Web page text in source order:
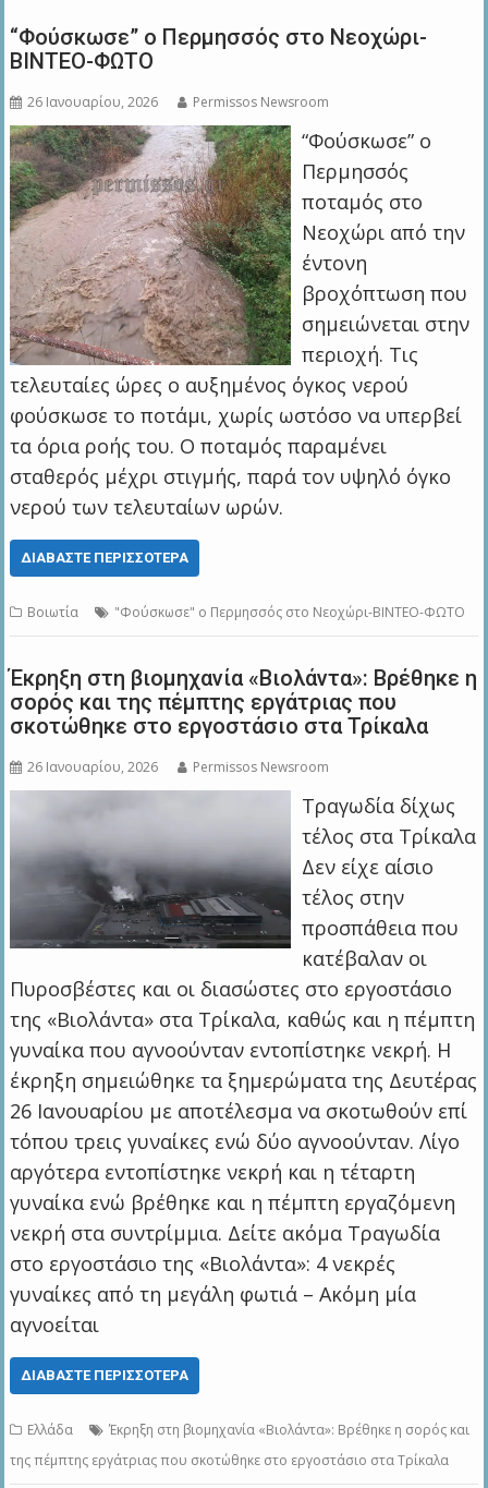
“Φούσκωσε” ο Περμησσός στο Νεοχώρι-
ΒΙΝΤΕΟ-ΦΩΤΟ
26 Ιανουαρίου, 2026 Permissos Newsroom
“Φούσκωσε” ο
Περμησσός
ποταμός στο
Νεοχώρι από την
έντονη
βροχόπτωση που
σημειώνεται στην
περιοχή. Τις
τελευταίες ώρες ο αυξημένος όγκος νερού
φούσκωσε το ποτάμι, χωρίς ωστόσο να υπερβεί
τα όρια ροής του. Ο ποταμός παραμένει
σταθερός μέχρι στιγμής, παρά τον υψηλό όγκο
νερού των τελευταίων ωρών.
ΔΙΑΒΆΣΤΕ ΠΕΡΙΣΣΌΤΕΡΑ
Βοιωτία "Φούσκωσε" ο Περμησσός στο Νεοχώρι-ΒΙΝΤΕΟ-ΦΩΤΟ
Έκρηξη στη βιομηχανία «Βιολάντα»: Βρέθηκε η
σορός και της πέμπτης εργάτριας που
σκοτώθηκε στο εργοστάσιο στα Τρίκαλα
26 Ιανουαρίου, 2026 Permissos Newsroom
Τραγωδία δίχως
τέλος στα Τρίκαλα
Δεν είχε αίσιο
τέλος στην
προσπάθεια που
κατέβαλαν οι
Πυροσβέστες και οι διασώστες στο εργοστάσιο
της «Βιολάντα» στα Τρίκαλα, καθώς και η πέμπτη
γυναίκα που αγνοούνταν εντοπίστηκε νεκρή. Η
έκρηξη σημειώθηκε τα ξημερώματα της Δευτέρας
26 Ιανουαρίου με αποτέλεσμα να σκοτωθούν επί
τόπου τρεις γυναίκες ενώ δύο αγνοούνταν. Λίγο
αργότερα εντοπίστηκε νεκρή και η τέταρτη
γυναίκα ενώ βρέθηκε και η πέμπτη εργαζόμενη
νεκρή στα συντρίμμια. Δείτε ακόμα Τραγωδία
στο εργοστάσιο της «Βιολάντα»: 4 νεκρές
γυναίκες από τη μεγάλη φωτιά – Ακόμη μία
αγνοείται
ΔΙΑΒΆΣΤΕ ΠΕΡΙΣΣΌΤΕΡΑ
Ελλάδα
Έκρηξη στη βιομηχανία «Βιολάντα»: Βρέθηκε η σορός και
της πέμπτης εργάτριας που σκοτώθηκε στο εργοστάσιο στα Τρίκαλα